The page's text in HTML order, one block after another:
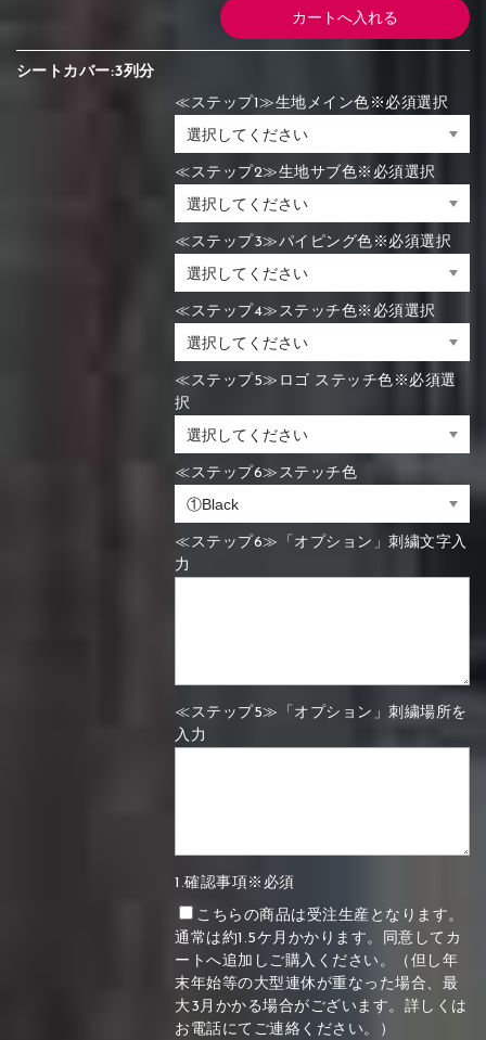
シートカバー:3列分
≪ステップ1≫生地メイン色※必須選択
≪ステップ2≫生地サブ色※必須選択
≪ステップ3≫パイピング色※必須選択
≪ステップ4≫ステッチ色※必須選択
≪ステップ5≫ロゴ ステッチ色※必須選
択
≪ステップ6≫ステッチ色
≪ステップ6≫「オプション」刺繍文字入
力
≪ステップ5≫「オプション」刺繍場所を
入力
1.確認事項※必須
こちらの商品は受注生産となります。
通常は約1.5ケ月かかります。同意してカ
ートへ追加しご購入ください。（但し年
末年始等の大型連休が重なった場合、最
大3月かかる場合がございます。詳しくは
お電話にてご連絡ください。）